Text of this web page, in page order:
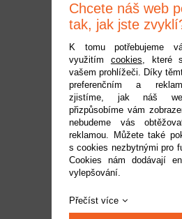
Táhlo s
Dostupnost:
do 2
Kód:
99 Kč
Chcete náš web
tak, jak jste
K tomu potřebujeme
využitím cookies, které
vašem prohlížeči. Díky
preferenčním a
zjistíme, jak náš
přizpůsobíme vám
nebudeme vás
reklamou. Můžete také
s cookies nezbytnými pro
Cookies nám dodávají
vylepšování.
Přečíst více